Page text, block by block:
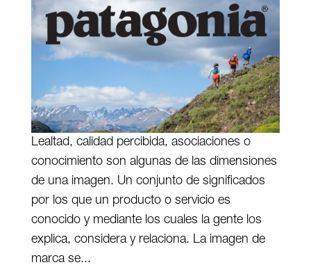
Lealtad, calidad percibida, asociaciones o
conocimiento son algunas de las dimensiones
de una imagen. Un conjunto de significados
por los que un producto o servicio es
conocido y mediante los cuales la gente los
explica, considera y relaciona. La imagen de
marca se...